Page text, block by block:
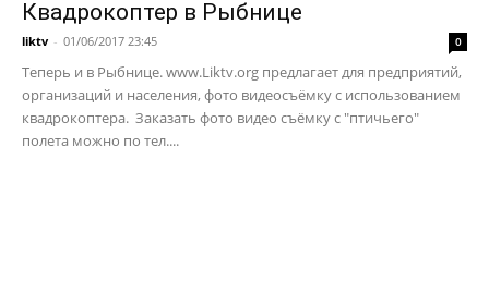
Квадрокоптер в Рыбнице
liktv - 01/06/2017 23:45 0
Теперь и в Рыбнице. www.Liktv.org предлагает для предприятий,
организаций и населения, фото видеосъёмку с использованием
квадрокоптера. Заказать фото видео съёмку с "птичьего"
полета можно по тел....